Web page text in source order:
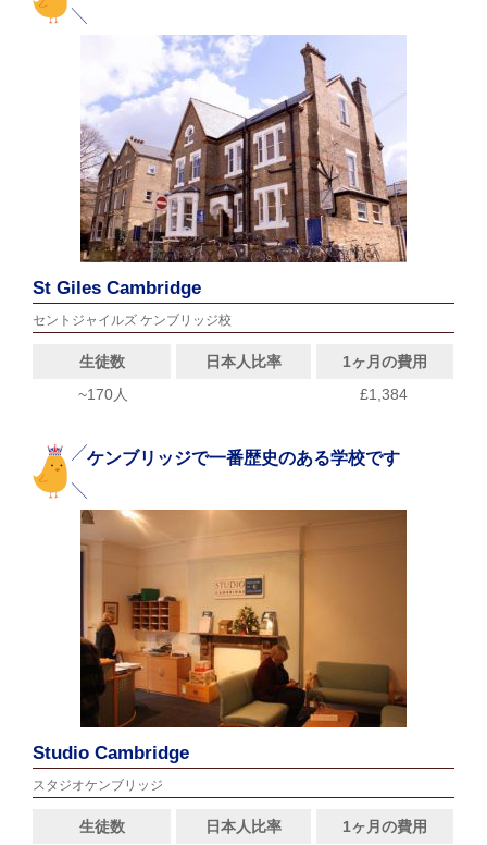
St Giles Cambridge
セントジャイルズ ケンブリッジ校
生徒数 日本人比率
1ヶ月の費用
~170人
£1,384
ケンブリッジで一番歴史のある学校です
Studio Cambridge
スタジオケンブリッジ
生徒数 日本人比率
1ヶ月の費用